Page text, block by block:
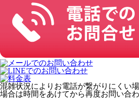
混雑状況によりお電話が繋がりにくい
場合は時間をあけてから再度お問い合